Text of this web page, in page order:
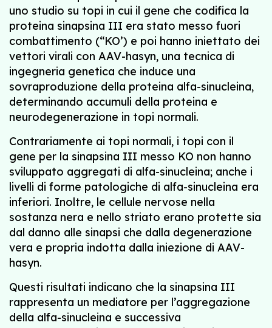
uno studio su topi in cui il gene che codifica la
proteina sinapsina III era stato messo fuori
combattimento (“KO’) e poi hanno iniettato dei
vettori virali con AAV-hasyn, una tecnica di
ingegneria genetica che induce una
sovraproduzione della proteina alfa-sinucleina,
determinando accumuli della proteina e
neurodegenerazione in topi normali.
Contrariamente ai topi normali, i topi con il
gene per la sinapsina III messo KO non hanno
sviluppato aggregati di alfa-sinucleina; anche i
livelli di forme patologiche di alfa-sinucleina era
inferiori. Inoltre, le cellule nervose nella
sostanza nera e nello striato erano protette sia
dal danno alle sinapsi che dalla degenerazione
vera e propria indotta dalla iniezione di AAV-
hasyn.
Questi risultati indicano che la sinapsina III
rappresenta un mediatore per l’aggregazione
della alfa-sinucleina e successiva